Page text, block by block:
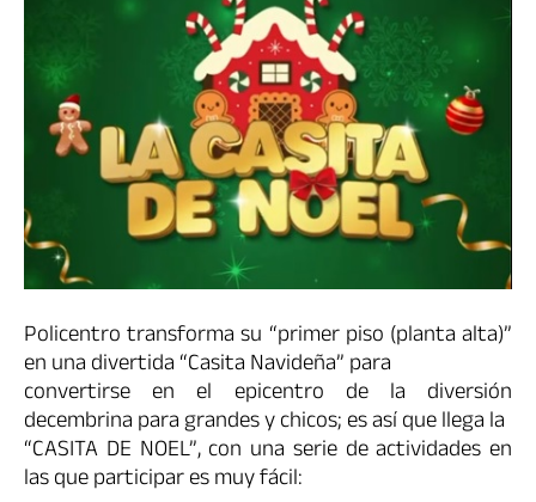
Policentro transforma su “primer piso (planta alta)”
en una divertida “Casita Navideña” para
convertirse en el epicentro de la diversión
decembrina para grandes y chicos; es así que llega la
“CASITA DE NOEL”, con una serie de actividades en
las que participar es muy fácil: